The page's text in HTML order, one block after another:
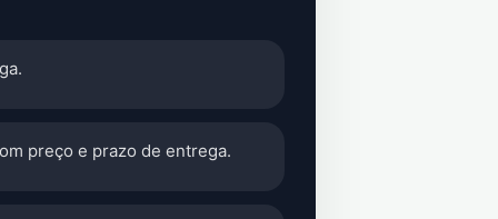
preço e prazo de entrega.